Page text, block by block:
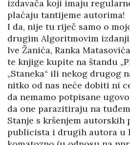
izdavača koji imaju
plaćaju tantijeme autorima!
I da, nije tu riječ samo o
drugim Algoritmovim
Ive Žanića, Ranka
te knjige kupite na štandu
„Staneka“ ili nekog drugog
nitko od nas neće dobiti ni
da nemamo potpisane
da one parazitiraju na
Stanje s kršenjem autorskih
publicista i drugih autora u